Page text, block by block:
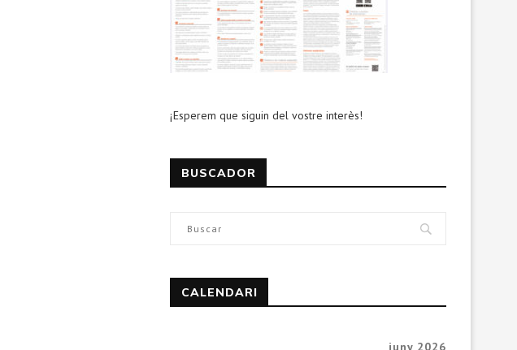
¡Esperem que siguin del vostre interès!
BUSCADOR
CALENDARI
juny 2026